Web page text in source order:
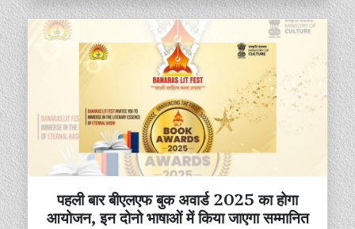
पहली बार बीएलएफ बुक अवार्ड 2025 का होगा
आयोजन, इन दोनो भाषाओं में किया जाएगा सम्मानित